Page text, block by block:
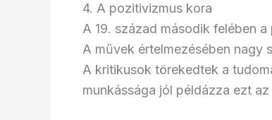
4. A pozitivizmus kora
A 19. század második felében
A művek értelmezésében nagy
A kritikusok törekedtek a
munkássága jól példázza ezt